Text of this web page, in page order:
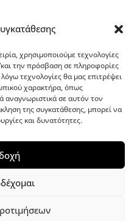
χρησιμοποιούμε τεχνολογίες
την πρόσβαση σε πληροφορίες
τεχνολογίες θα μας επιτρέψει
χαρακτήρα, όπως
αναγνωριστικά σε αυτόν τον
της συγκατάθεσης, μπορεί να
και δυνατότητες.